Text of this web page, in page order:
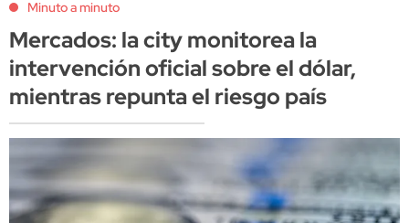
Minuto a minuto
Mercados: la city monitorea la
intervención oficial sobre el dólar,
mientras repunta el riesgo país